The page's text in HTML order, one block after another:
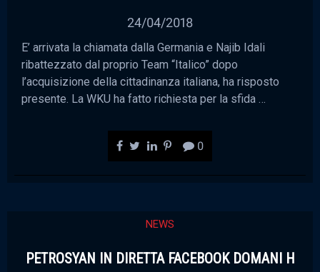
24/04/2018
E’ arrivata la chiamata dalla Germania e Najib Idali
ribattezzato dal proprio Team “Italico” dopo
l’acquisizione della cittadinanza italiana, ha risposto
presente. La WKU ha fatto richiesta per la sfida …
0
NEWS
PETROSYAN IN DIRETTA FACEBOOK DOMANI H